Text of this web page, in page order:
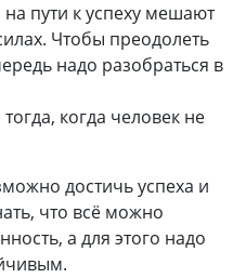
на пути к успеху мешают
Чтобы преодолеть
надо разобраться в
когда человек не
достичь успеха и
что всё можно
а для этого надо